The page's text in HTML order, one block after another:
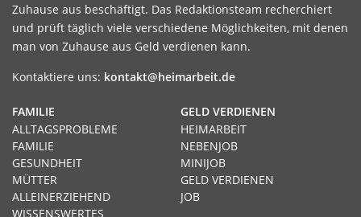
Zuhause aus beschäftigt. Das Redaktionsteam recherchiert
und prüft täglich viele verschiedene Möglichkeiten, mit denen
man von Zuhause aus Geld verdienen kann.
Kontaktiere uns: kontakt@heimarbeit.de
GELD VERDIENEN
HEIMARBEIT
NEBENJOB
MINIJOB
GELD VERDIENEN
JOB
FAMILIE
ALLTAGSPROBLEME
FAMILIE
GESUNDHEIT
MÜTTER
ALLEINERZIEHEND
WISSENSWERTES